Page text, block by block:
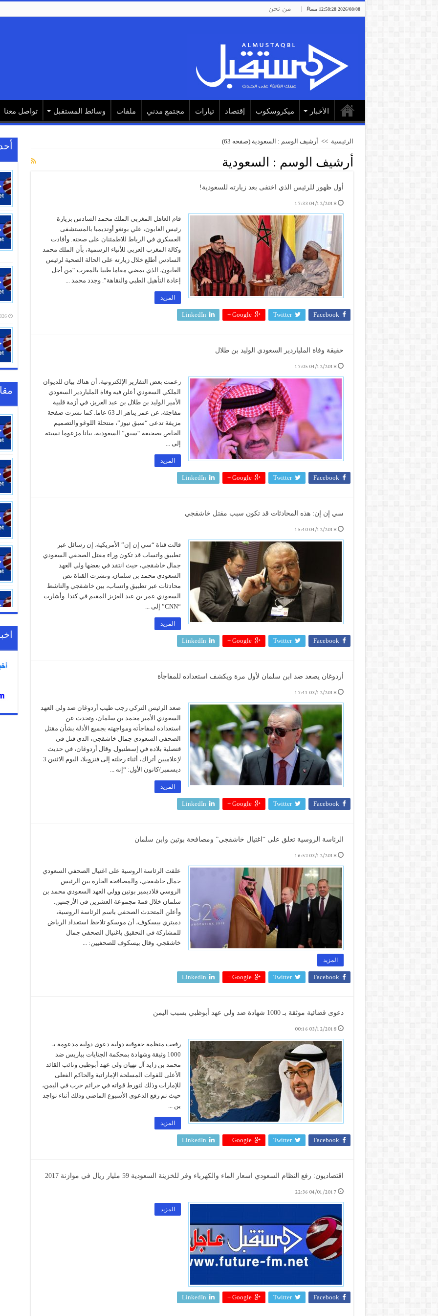
2026/08/08 12:58:28 مساءً من نحن
الأخبار ميكروسكوب إقتصاد تيارات مجتمع مدني ملفات وسائط المستقبل تواصل معنا
الرئيسية >> أرشيف الوسم : السعودية (صفحه 63)
أرشيف الوسم : السعودية
أول ظهور للرئيس الذي اختفى بعد زيارته للسعودية!
04/12/2018 17:33
قام العاهل المغربي الملك محمد السادس بزيارة
رئيس الغابون، علي بونغو أونديمبا بالمستشفى
العسكري في الرباط للاطمئنان على صحته. وأفادت
وكالة المغرب العربي للأنباء الرسمية، بأن الملك محمد
السادس أطلع خلال زيارته على الحالة الصحية لرئيس
الغابون، الذي يمضي مقاما طبيا بالمغرب “من أجل
إعادة التأهيل الطبي والنقاهة”. وجدد محمد ...
المزيد
Facebook
Twitter
Google +
LinkedIn
حقيقة وفاة الملياردير السعودي الوليد بن طلال
04/12/2018 17:05
زعمت بعض التقارير الإلكترونية، أن هناك بيان للديوان
الملكي السعودي أعلن فيه وفاة الملياردير السعودي
الأمير الوليد بن طلال بن عبد العزيز، في أزمة قلبية
مفاجئة، عن عمر يناهز الـ 63 عاما. كما نشرت صفحة
مزيفة تدعى “سبق نيوز”، منتحلة اللوغو والتصميم
الخاص بصحيفة “سبق” السعودية، بيانا مزعوما نسبته
إلى ...
المزيد
Facebook
Twitter
Google +
LinkedIn
سي إن إن: هذه المحادثات قد تكون سبب مقتل خاشقجي
04/12/2018 15:40
قالت قناة “سي إن إن” الأمريكية، إن رسائل عبر
تطبيق واتساب قد تكون وراء مقتل الصحفي السعودي
جمال خاشقجي، حيث انتقد في بعضها ولي العهد
السعودي محمد بن سلمان. ونشرت القناة نص
محادثات عبر تطبيق واتساب، بين خاشقجي والناشط
السعودي عمر بن عبد العزيز المقيم في كندا. وأشارت
“CNN” إلى ...
المزيد
Facebook
Twitter
Google +
LinkedIn
أردوغان يصعد ضد ابن سلمان لأول مرة ويكشف استعداده للمفاجأة
03/12/2018 17:41
صعد الرئيس التركي رجب طيب أردوغان ضد ولي العهد
السعودي الأمير محمد بن سلمان، وتحدث عن
استعداده لمفاجأته ومواجهته بجميع الأدلة بشأن مقتل
الصحفي السعودي جمال خاشقجي، الذي قتل في
قنصلية بلاده في إسطنبول. وقال أردوغان، في حديث
لإعلاميين أتراك، أثناء رحلته إلى فنزويلا، اليوم الاثنين 3
ديسمبر/كانون الأول: “إنه ...
المزيد
Facebook
Twitter
Google +
LinkedIn
الرئاسة الروسية تعلق على “اغتيال خاشقجي” ومصافحة بوتين وابن سلمان
03/12/2018 16:52
علقت الرئاسة الروسية على اغتيال الصحفي السعودي
جمال خاشقجي، والمصافحة الحارة بين الرئيس
الروسي فلاديمير بوتين وولي العهد السعودي محمد بن
سلمان خلال قمة مجموعة العشرين في الأرجنتين.
وأعلن المتحدث الصحفي باسم الرئاسة الروسية،
دميتري بيسكوف، أن موسكو تلاحظ استعداد الرياض
للمشاركة في التحقيق باغتيال الصحفي جمال
خاشقجي. وقال بيسكوف للصحفيين: ...
المزيد
Facebook
Twitter
Google +
LinkedIn
دعوى قضائية موثقة بـ 1000 شهادة ضد ولي عهد أبوظبي بسبب اليمن
03/12/2018 00:16
رفعت منظمة حقوقية دولية دعوى دولية مدعومة بـ
1000 وثيقة وشهادة بمحكمة الجنايات بباريس ضد
محمد بن زايد آل نهيان ولي عهد أبوظبي ونائب القائد
الأعلى للقوات المسلحة الإماراتية والحاكم الفعلى
للإمارات وذلك لتورط قواته في جرائم حرب في اليمن،
حيث تم رفع الدعوى الأسبوع الماضي وذلك أثناء تواجد
بن ...
المزيد
Facebook
Twitter
Google +
LinkedIn
اقتصاديون: رفع النظام السعودي اسعار الماء والكهرباء وفر للخزينة السعودية 59 مليار ريال في موازنة 2017
04/01/2017 22:36
المزيد
Facebook
Twitter
Google +
LinkedIn